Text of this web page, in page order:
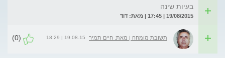
בעיות שינה
19/08/2015 | 17:45 | מאת: דוד
תשובת מומחה | מאת: חיים תמיר 19.08.15 | 18:29
(0)